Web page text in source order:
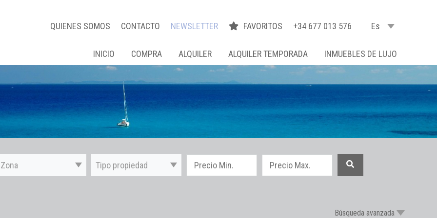
QUIENES SOMOS CONTACTO NEWSLETTER FAVORITOS +34 677 013 576 Es
INICIO COMPRA ALQUILER ALQUILER TEMPORADA INMUEBLES DE LUJO
Zona Tipo propiedad
Búsqueda avanzada